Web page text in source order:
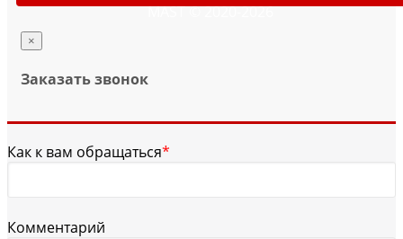
MAST © 2020-2026
×
Заказать звонок
Как к вам обращаться*
Комментарий